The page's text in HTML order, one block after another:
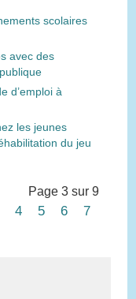
scolaires
avec des
d’emploi à
les jeunes
du jeu
Page 3 sur 9
4 5 6
7